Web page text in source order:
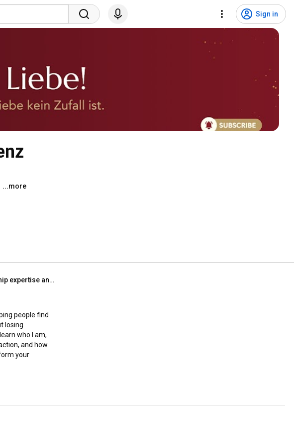
Sign in
...more
Who is Nina Deißler? - 25 years of relationship expertise and no dating tips
people find
losing
who I am,
and how
your